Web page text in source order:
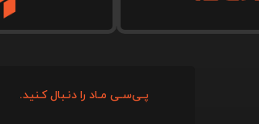
پـی‌سـی مـاد را دنـبال کـنید.